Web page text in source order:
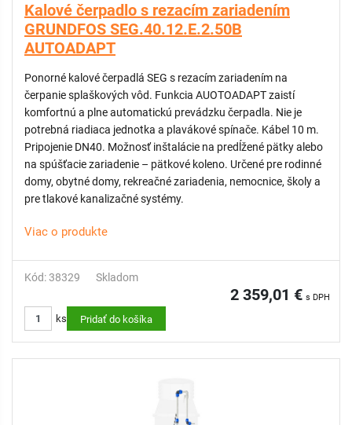
Kalové čerpadlo s rezacím zariadením
GRUNDFOS SEG.40.12.E.2.50B
AUTOADAPT
Ponorné kalové čerpadlá SEG s rezacím zariadením na
čerpanie splaškových vôd. Funkcia AUOTOADAPT zaistí
komfortnú a plne automatickú prevádzku čerpadla. Nie je
potrebná riadiaca jednotka a plavákové spínače. Kábel 10 m.
Pripojenie DN40. Možnosť inštalácie na predĺžené pätky alebo
na spúšťacie zariadenie – pätkové koleno. Určené pre rodinné
domy, obytné domy, rekreačné zariadenia, nemocnice, školy a
pre tlakové kanalizačné systémy.
Viac o produkte
Kód: 38329 Skladom
2 359,01 € s DPH
ks Pridať do košíka